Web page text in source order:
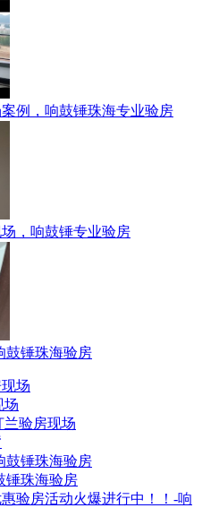
例，响鼓锤珠海专业验房
，响鼓锤专业验房
鼓锤珠海验房
场
场
兰验房现场
鼓锤珠海验房
锤珠海验房
验房活动火爆进行中！！-响